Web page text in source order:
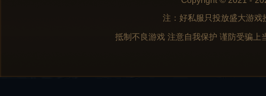
注：好私服只投放盛大游
抵制不良游戏 注意自我保护 谨防受骗